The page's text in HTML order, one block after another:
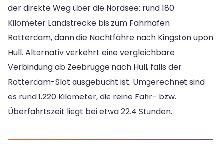
der direkte Weg über die Nordsee: rund 180
Kilometer Landstrecke bis zum Fährhafen
Rotterdam, dann die Nachtfähre nach Kingston upon
Hull. Alternativ verkehrt eine vergleichbare
Verbindung ab Zeebrugge nach Hull, falls der
Rotterdam-Slot ausgebucht ist. Umgerechnet sind
es rund 1.220 Kilometer, die reine Fahr- bzw.
Überfahrtszeit liegt bei etwa 22.4 Stunden.